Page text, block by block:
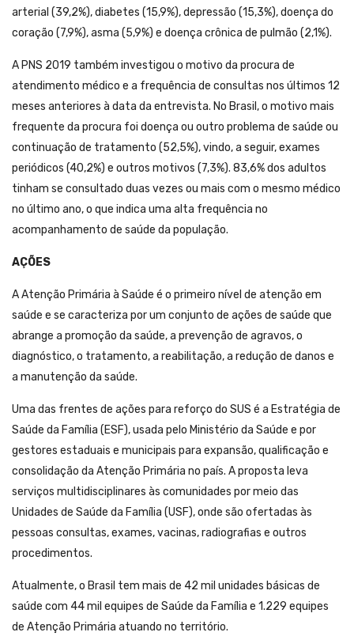
arterial (39,2%), diabetes (15,9%), depressão (15,3%), doença do
coração (7,9%), asma (5,9%) e doença crônica de pulmão (2,1%).
A PNS 2019 também investigou o motivo da procura de
atendimento médico e a frequência de consultas nos últimos 12
meses anteriores à data da entrevista. No Brasil, o motivo mais
frequente da procura foi doença ou outro problema de saúde ou
continuação de tratamento (52,5%), vindo, a seguir, exames
periódicos (40,2%) e outros motivos (7,3%). 83,6% dos adultos
tinham se consultado duas vezes ou mais com o mesmo médico
no último ano, o que indica uma alta frequência no
acompanhamento de saúde da população.
AÇÕES
A Atenção Primária à Saúde é o primeiro nível de atenção em
saúde e se caracteriza por um conjunto de ações de saúde que
abrange a promoção da saúde, a prevenção de agravos, o
diagnóstico, o tratamento, a reabilitação, a redução de danos e
a manutenção da saúde.
Uma das frentes de ações para reforço do SUS é a Estratégia de
Saúde da Família (ESF), usada pelo Ministério da Saúde e por
gestores estaduais e municipais para expansão, qualificação e
consolidação da Atenção Primária no país. A proposta leva
serviços multidisciplinares às comunidades por meio das
Unidades de Saúde da Família (USF), onde são ofertadas às
pessoas consultas, exames, vacinas, radiografias e outros
procedimentos.
Atualmente, o Brasil tem mais de 42 mil unidades básicas de
saúde com 44 mil equipes de Saúde da Família e 1.229 equipes
de Atenção Primária atuando no território.